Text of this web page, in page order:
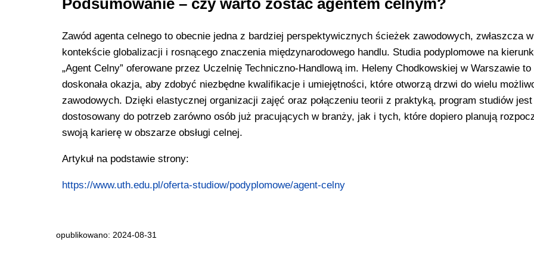
Podsumowanie – czy warto zostać agentem celnym?
Zawód agenta celnego to obecnie jedna z bardziej perspektywicznych ścieżek zawodowych, zwłaszcza w
kontekście globalizacji i rosnącego znaczenia międzynarodowego handlu. Studia podyplomowe na
„Agent Celny” oferowane przez Uczelnię Techniczno-Handlową im. Heleny Chodkowskiej w Warszawie to
doskonała okazja, aby zdobyć niezbędne kwalifikacje i umiejętności, które otworzą drzwi do wielu
zawodowych. Dzięki elastycznej organizacji zajęć oraz połączeniu teorii z praktyką, program studiów jest
dostosowany do potrzeb zarówno osób już pracujących w branży, jak i tych, które dopiero planują
swoją karierę w obszarze obsługi celnej.
Artykuł na podstawie strony:
https://www.uth.edu.pl/oferta-studiow/podyplomowe/agent-celny
opublikowano: 2024-08-31